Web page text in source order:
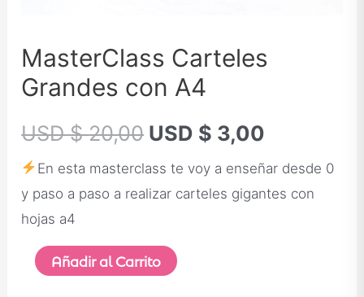
MasterClass Carteles
Grandes con A4
USD $20,00 USD $ 3,00
En esta masterclass te voy a enseñar desde 0
y paso a paso a realizar carteles gigantes con
hojas a4
Añadir al Carrito